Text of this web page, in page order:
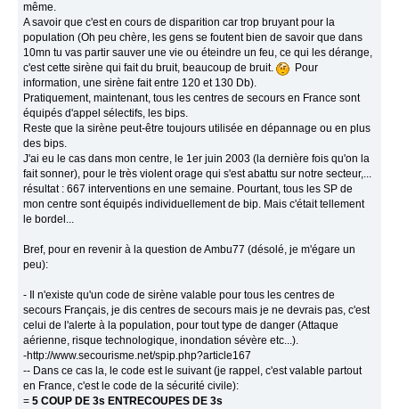
même.
A savoir que c'est en cours de disparition car trop bruyant pour la
population (Oh peu chère, les gens se foutent bien de savoir que dans
10mn tu vas partir sauver une vie ou éteindre un feu, ce qui les dérange,
c'est cette sirène qui fait du bruit, beaucoup de bruit.
Pour
information, une sirène fait entre 120 et 130 Db).
Pratiquement, maintenant, tous les centres de secours en France sont
équipés d'appel sélectifs, les bips.
Reste que la sirène peut-être toujours utilisée en dépannage ou en plus
des bips.
J'ai eu le cas dans mon centre, le 1er juin 2003 (la dernière fois qu'on la
fait sonner), pour le très violent orage qui s'est abattu sur notre secteur,...
résultat : 667 interventions en une semaine. Pourtant, tous les SP de
mon centre sont équipés individuellement de bip. Mais c'était tellement
le bordel...
Bref, pour en revenir à la question de Ambu77 (désolé, je m'égare un
peu):
- Il n'existe qu'un code de sirène valable pour tous les centres de
secours Français, je dis centres de secours mais je ne devrais pas, c'est
celui de l'alerte à la population, pour tout type de danger (Attaque
aérienne, risque technologique, inondation sévère etc...).
-http://www.secourisme.net/spip.php?article167
-- Dans ce cas la, le code est le suivant (je rappel, c'est valable partout
en France, c'est le code de la sécurité civile):
=5 COUP DE 3s ENTRECOUPES DE 3s